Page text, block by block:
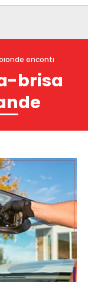
risco
onde encontro para
brisa